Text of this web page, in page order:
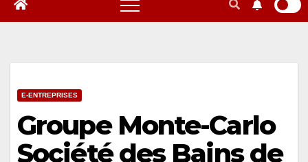
E-ENTREPRISES
Groupe Monte-Carlo
Société des Bains de